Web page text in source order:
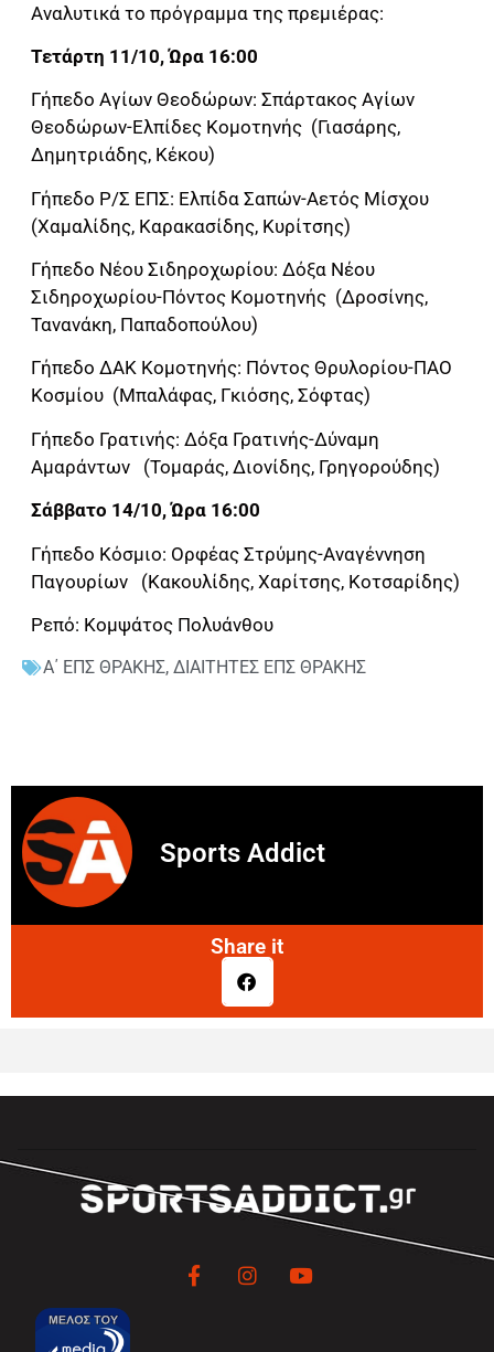
Αναλυτικά το πρόγραμμα της πρεμιέρας:
Τετάρτη 11/10, Ώρα 16:00
Γήπεδο Αγίων Θεοδώρων: Σπάρτακος Αγίων
Θεοδώρων-Ελπίδες Κομοτηνής (Γιασάρης,
Δημητριάδης, Κέκου)
Γήπεδο Ρ/Σ ΕΠΣ: Ελπίδα Σαπών-Αετός Μίσχου
(Χαμαλίδης, Καρακασίδης, Κυρίτσης)
Γήπεδο Νέου Σιδηροχωρίου: Δόξα Νέου
Σιδηροχωρίου-Πόντος Κομοτηνής (Δροσίνης,
Τανανάκη, Παπαδοπούλου)
Γήπεδο ΔΑΚ Κομοτηνής: Πόντος Θρυλορίου-ΠΑΟ
Κοσμίου (Μπαλάφας, Γκιόσης, Σόφτας)
Γήπεδο Γρατινής: Δόξα Γρατινής-Δύναμη
Αμαράντων (Τομαράς, Διονίδης, Γρηγορούδης)
Σάββατο 14/10, Ώρα 16:00
Γήπεδο Κόσμιο: Ορφέας Στρύμης-Αναγέννηση
Παγουρίων (Κακουλίδης, Χαρίτσης, Κοτσαρίδης)
Ρεπό: Κομψάτος Πολυάνθου
Α΄ ΕΠΣ ΘΡΑΚΗΣ, ΔΙΑΙΤΗΤΕΣ ΕΠΣ ΘΡΑΚΗΣ
Sports Addict
Share it